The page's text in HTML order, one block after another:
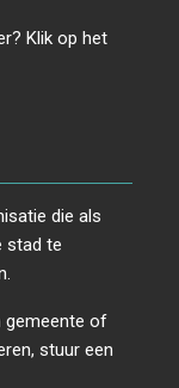
Klik op het
die als
stad te
gemeente of
stuur een